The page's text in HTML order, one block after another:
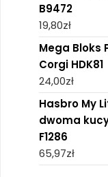
B9472
19,80zł
Mega Bloks
Corgi HDK81
24,00zł
Hasbro My
dwoma
F1286
65,97zł